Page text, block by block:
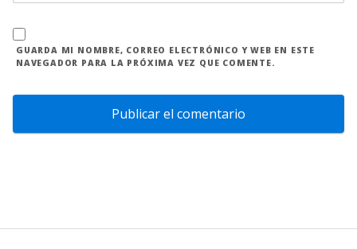
GUARDA MI NOMBRE, CORREO ELECTRÓNICO Y WEB EN ESTE
NAVEGADOR PARA LA PRÓXIMA VEZ QUE COMENTE.